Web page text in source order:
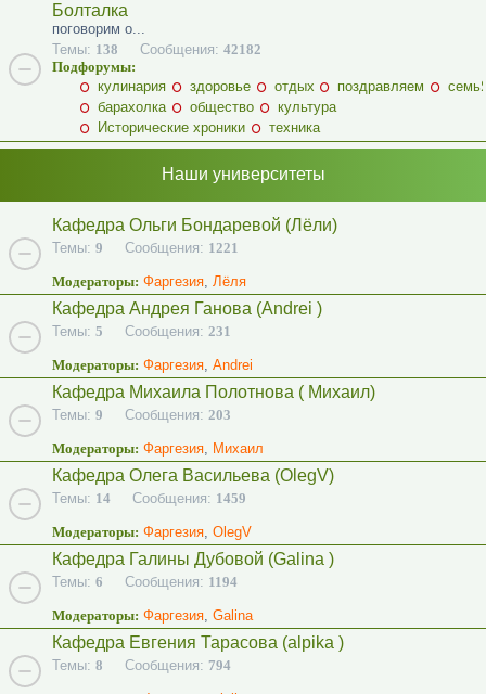
Болталка
поговорим о...
Темы: 138 Сообщения: 42182
Подфорумы:
кулинария
здоровье отдых поздравляем
барахолка
общество
культура
Исторические хроники
техника
Наши университеты
Кафедра Ольги Бондаревой (Лёли)
Темы: 9 Сообщения: 1221
Модераторы: Фаргезия, Лёля
Кафедра Андрея Ганова (Andrei )
Темы: 5 Сообщения: 231
Модераторы: Фаргезия, Andrei
Кафедра Михаила Полотнова ( Михаил)
Темы: 9 Сообщения: 203
Модераторы: Фаргезия, Михаил
Кафедра Олега Васильева (OlegV)
Темы: 14 Сообщения: 1459
Модераторы: Фаргезия, OlegV
Кафедра Галины Дубовой (Galina )
Темы: 6 Сообщения: 1194
Модераторы: Фаргезия, Galina
Кафедра Евгения Тарасова (alpika )
Темы: 8 Сообщения: 794